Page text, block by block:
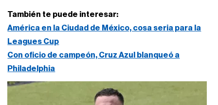
También te puede interesar:
América en la Ciudad de México, cosa seria para la
Leagues Cup
Con oficio de campeón, Cruz Azul blanqueó a
Philadelphia